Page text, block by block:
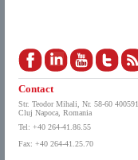
Contact
Str. Teodor Mihali, Nr. 58-60 400591,
Cluj Napoca, Romania
Tel: +40 264-41.86.55
Fax: +40 264-41.25.70